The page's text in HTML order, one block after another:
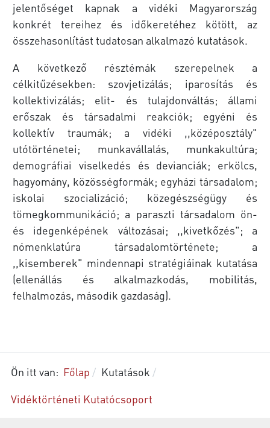
jelentőséget kapnak a vidéki Magyarország
konkrét tereihez és időkeretéhez kötött, az
összehasonlítást tudatosan alkalmazó kutatások.
A következő résztémák szerepelnek a
célkitűzésekben: szovjetizálás; iparosítás és
kollektivizálás; elit- és tulajdonváltás; állami
erőszak és társadalmi reakciók; egyéni és
kollektív traumák; a vidéki ,,középosztály"
utótörténetei; munkavállalás, munkakultúra;
demográfiai viselkedés és devianciák; erkölcs,
hagyomány, közösségformák; egyházi társadalom;
iskolai szocializáció; közegészségügy és
tömegkommunikáció; a paraszti társadalom ön-
és idegenképének változásai; ,,kivetkőzés"; a
nómenklatúra társadalomtörténete; a
,,kisemberek" mindennapi stratégiáinak kutatása
(ellenállás és alkalmazkodás, mobilitás,
felhalmozás, második gazdaság).
Ön itt van: Főlap
Kutatások
Vidéktörténeti Kutatócsoport